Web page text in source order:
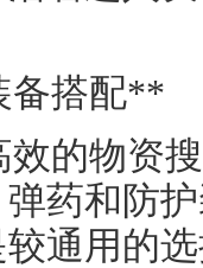
备搭配**
的物资
药和防
通用的